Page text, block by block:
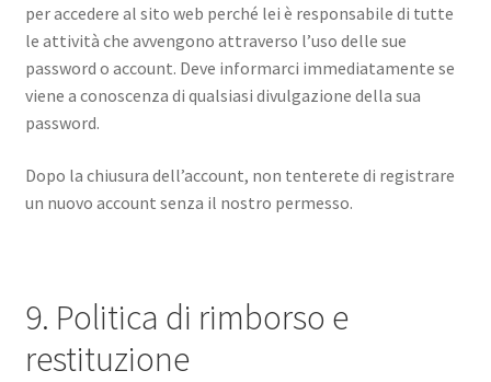
per accedere al sito web perché lei è responsabile di tutte
le attività che avvengono attraverso l’uso delle sue
password o account. Deve informarci immediatamente se
viene a conoscenza di qualsiasi divulgazione della sua
password.
Dopo la chiusura dell’account, non tenterete di registrare
un nuovo account senza il nostro permesso.
9. Politica di rimborso e
restituzione